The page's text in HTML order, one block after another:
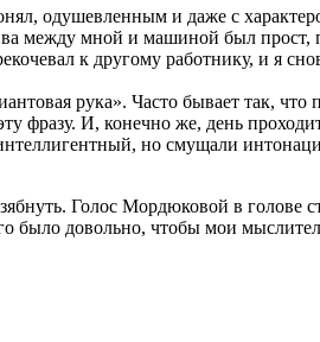
одушевленным и даже с
между мной и машиной был прост,
к другому работнику, и я
рука». Часто бывает так, что
фразу. И, конечно же, день
но смущали
Голос Мордюковой в голове
было довольно, чтобы мои